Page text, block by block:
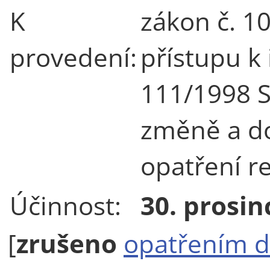
K
provedení:
zákon č.
přístupu k
111/1998
změně a
opatření
Účinnost:
30.
[zrušeno opatřením